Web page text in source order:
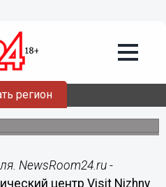
регион
центра
Павловскому
доступе в группе
NewsRoom24.ru -
центр Visit Nizhny